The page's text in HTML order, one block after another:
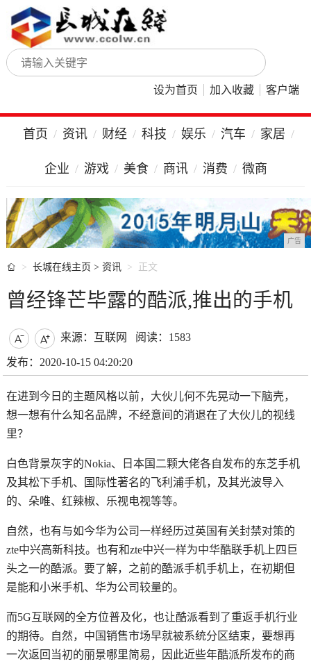
设为首页 加入收藏 客户端
首页 资讯 财经 科技 娱乐 汽车 家居
企业 游戏 美食 商讯 消费 微商
广告
 长城在线主页 > 资讯 正文
曾经锋芒毕露的酷派,推出的手机
  来源：互联网 阅读：1583
发布：2020-10-15 04:20:20
在进到今日的主题风格以前，大伙儿何不先晃动一下脑壳，
想一想有什么知名品牌，不经意间的消退在了大伙儿的视线
里？
白色背景灰字的Nokia、日本国二颗大佬各自发布的东芝手机
及其松下手机、国际性著名的飞利浦手机，及其光波导入
的、朵唯、红辣椒、乐视电视等等。
自然，也有与如今华为公司一样经历过英国有关封禁对策的
zte中兴高新科技。也有和zte中兴一样为中华酷联手机上四巨
头之一的酷派。要了解，之前的酷派手机手机上，在初期但
是能和小米手机、华为公司较量的。
而5G互联网的全方位普及化，也让酷派看到了重返手机行业
的期待。自然，中国销售市场早就被系统分区结束，要想再
一次返回当初的丽景哪里简易，因此近些年酷派所发布的商